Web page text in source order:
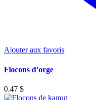
Ajouter aux favoris
Flocons d’orge
0.47 $